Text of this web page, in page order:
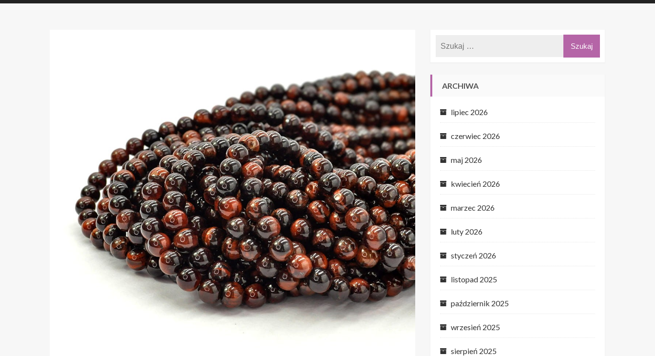
ARCHIWA
lipiec 2026
czerwiec 2026
maj 2026
kwiecień 2026
marzec 2026
luty 2026
styczeń 2026
listopad 2025
październik 2025
wrzesień 2025
sierpień 2025